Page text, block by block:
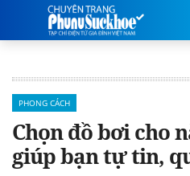
PHONG CÁCH
Chọn đồ bơi cho
giúp bạn tự tin,